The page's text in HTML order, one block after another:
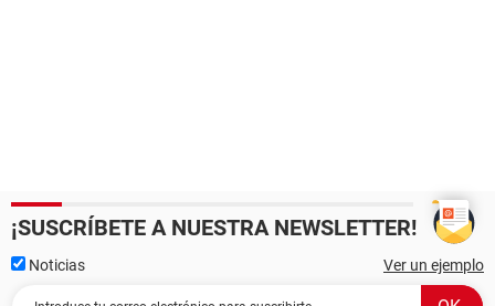
¡SUSCRÍBETE A NUESTRA NEWSLETTER!
Noticias Ver un ejemplo